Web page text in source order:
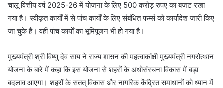
चालू वित्तीय वर्ष 2025-26 में योजना के लिए 500 करोड़ रुपए का बजट रखा
गया है। स्वीकृत कार्यों में से पांच कार्यों के लिए संबंधित फर्म्स को कार्यादेश जारी किए
जा चुके हैं। वहीं पांच कार्यों का भूमिपूजन भी हो गया है।
मुख्यमंत्री श्री विष्णु देव साय ने राज्य शासन की महत्वाकांक्षी मुख्यमंत्री नगरोत्थान
योजना के बारे में कहा कि इस योजना से शहरों के अधोसंरचना विकास में बड़ा
बदलाव आएगा। शहरों के सतत् विकास और नागरिक केंद्रित समाधानों को ध्यान में